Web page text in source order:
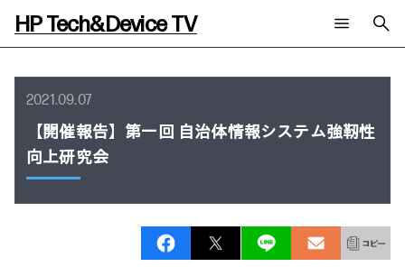
HP Tech&Device TV
全てのコンテンツ
チャンネル
AIの進化と活用事例
製品トレンド & レビュー
サイバーセキュリティ
AI PC
AIワークステーション
Poly
ご相談
日本HP 公式Webサイト
2021.09.07
【開催報告】第一回 自治体情報システム強靭性
向上研究会